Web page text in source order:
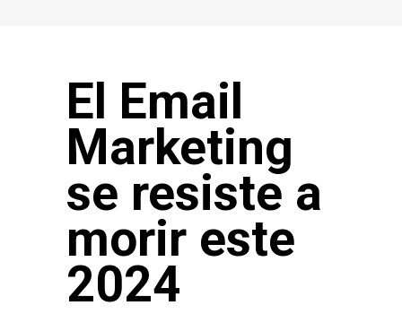
El Email
Marketing
se resiste a
morir este
2024